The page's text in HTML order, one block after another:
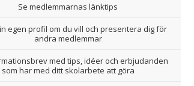
Se medlemmarnas länktips
egen profil om du vill och presentera dig för
andra medlemmar
med tips, idéer och erbjudanden
som har med ditt skolarbete att göra